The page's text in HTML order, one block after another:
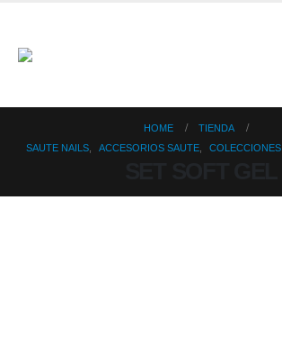
HOME
TIENDA
SAUTE NAILS, ACCESORIOS SAUTE, COLECCIONES